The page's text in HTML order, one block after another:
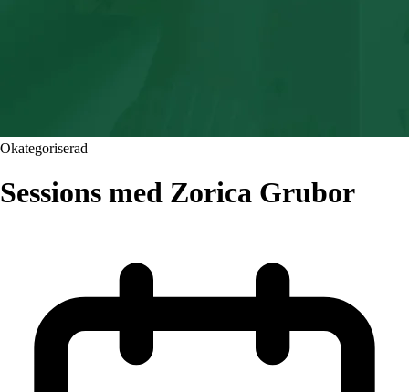
Okategoriserad
Sessions med Zorica Grubor